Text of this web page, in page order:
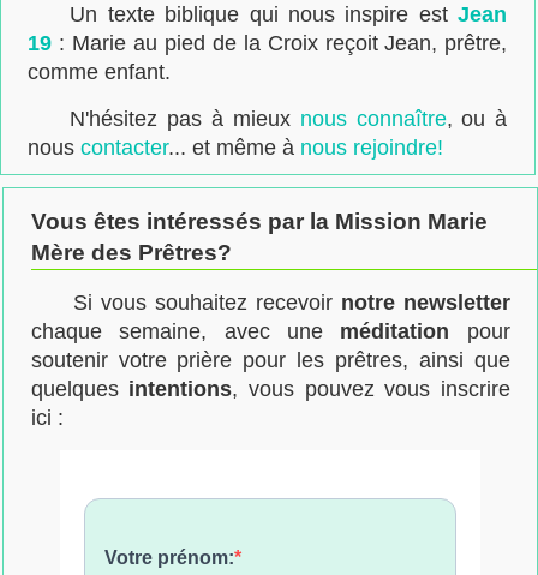
Un texte biblique qui nous inspire estJean
19 : Marie au pied de la Croix reçoit Jean, prêtre,
comme enfant.
N'hésitez pas à mieux nous connaître, ou à
nouscontacter... et même à nous rejoindre!
Vous êtes intéressés par la Mission Marie
Mère des Prêtres?
Si vous souhaitez recevoir notre newsletter
chaque semaine, avec une méditation pour
soutenir votre prière pour les prêtres, ainsi que
quelques intentions, vous pouvez vous inscrire
ici :